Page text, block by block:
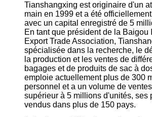
Tianshangxing est originaire d'un
main en 1999 et a été
avec un capital enregistré de 5
En tant que président de la Baigou
Export Trade Association,
spécialisée dans la recherche, le
la production et les ventes de
bagages et de produits de sac à
emploie actuellement plus de 300
personnel et a un volume de
supérieur à 5 millions d'unités, ses
vendus dans plus de 150 pays.